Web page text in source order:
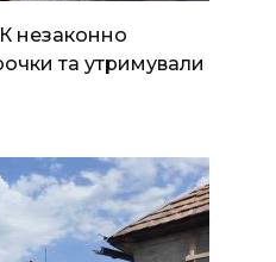
незаконно
та утримували